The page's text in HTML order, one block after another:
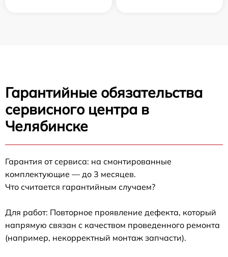
Гарантийные обязательства
сервисного центра в
Челябинске
Гарантия от сервиса: на смонтированные
комплектующие — до 3 месяцев.
Что считается гарантийным случаем?
Для работ: Повторное проявление дефекта, который
напрямую связан с качеством проведенного ремонта
(например, некорректный монтаж запчасти).